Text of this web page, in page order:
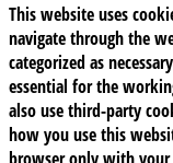
This website uses
navigate through the
categorized as
essential for the
also use third-party
how you use this